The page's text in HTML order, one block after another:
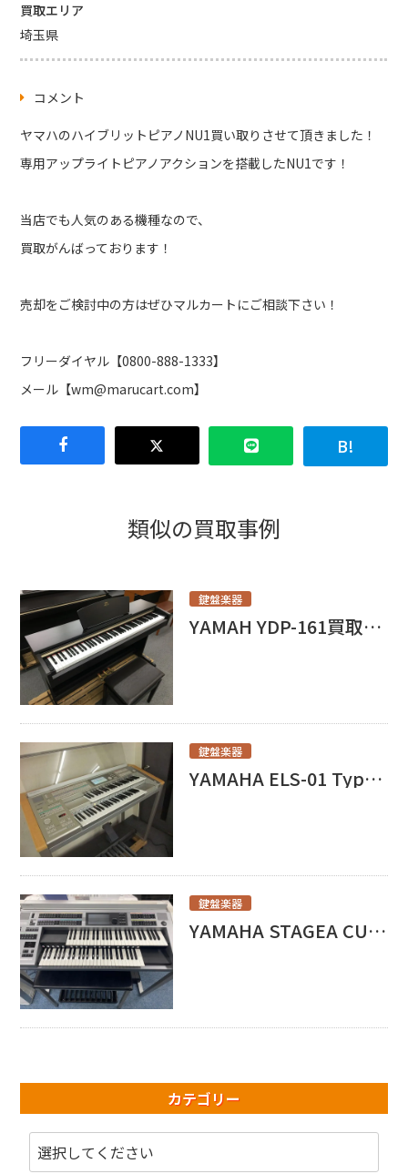
買取エリア
埼玉県
コメント
ヤマハのハイブリットピアノNU1買い取りさせて頂きました！
専用アップライトピアノアクションを搭載したNU1です！
当店でも人気のある機種なので、
買取がんばっております！
売却をご検討中の方はぜひマルカートにご相談下さい！
フリーダイヤル【0800-888-1333】
メール【wm@marucart.com】
類似の買取事例
鍵盤楽器
YAMAH YDP-161買取させて頂きました！
鍵盤楽器
YAMAHA ELS-01 Type U買取いたしました。
鍵盤楽器
YAMAHA STAGEA CUSTOM ELS-02C お売り頂きました！
カテゴリー